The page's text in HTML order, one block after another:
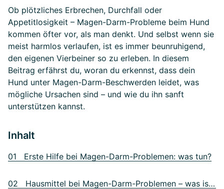
Ob plötzliches Erbrechen, Durchfall oder
Appetitlosigkeit – Magen-Darm-Probleme beim Hund
kommen öfter vor, als man denkt. Und selbst wenn sie
meist harmlos verlaufen, ist es immer beunruhigend,
den eigenen Vierbeiner so zu erleben. In diesem
Beitrag erfährst du, woran du erkennst, dass dein
Hund unter Magen-Darm-Beschwerden leidet, was
mögliche Ursachen sind – und wie du ihn sanft
unterstützen kannst.
Inhalt
01 Erste Hilfe bei Magen-Darm-Problemen: was tun?
02 Hausmittel bei Magen-Darm-Problemen – was ist sinnvoll?